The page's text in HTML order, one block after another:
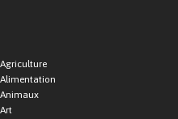
Agriculture
Alimentation
Animaux
Art